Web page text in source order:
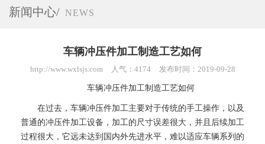
新闻中心/ NEWS
车辆冲压件加工制造工艺如何
http://www.wxlsjs.com 人气：4174 发布时间：2019-09-28
车辆冲压件加工制造工艺如何
在过去，车辆冲压件加工 主要对于传统的手工操作 ，以及
普通的冲压件加工设备 ， 加工的尺寸误差很大，并且后续加工
过程很大 ， 它远未达到国内外先进水平，难以适应车辆系列的